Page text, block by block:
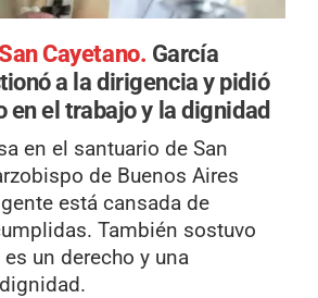
Cayetano. García
a la dirigencia y pidió
en el trabajo y la dignidad
en el santuario de San
de Buenos Aires
está cansada de
También sostuvo
un derecho y una